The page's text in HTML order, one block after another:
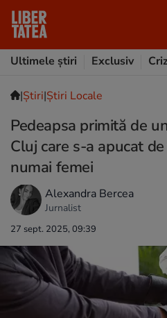
Ultimele știri
Exclusiv
|Ştiri|Știri Locale
Pedeapsa primită de
Cluj care s-a apucat
numai femei
Alexandra Bercea
Jurnalist
27 sept. 2025, 09:39